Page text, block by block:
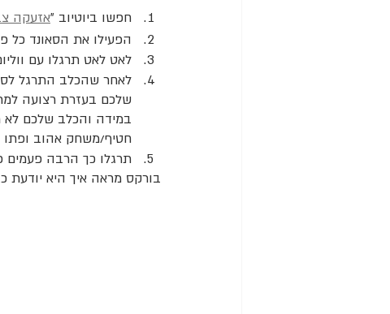
חפשו ביוטיוב ״אזעקה
הפעילו את הסאונד כל
לאט לאט תרגלו עם
לאחר שהכלב התרגל
שלכם בעזרת רצועה
במידה והכלב שלכם לא
חטיף/משחק אהוב ופתו
תרגלו כך הרבה פעמים
בורקס מראה איך היא יודעת